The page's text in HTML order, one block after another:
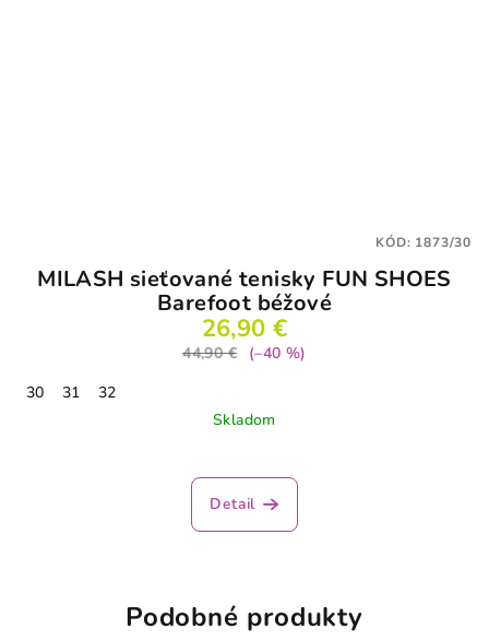
MILASH sieťované tenisky FUN SHOES
Barefoot béžové
26,90 €
44,90 €
(–40 %)
30
31
32
Skladom
Detail
KÓD: 1873/30
Podobné produkty